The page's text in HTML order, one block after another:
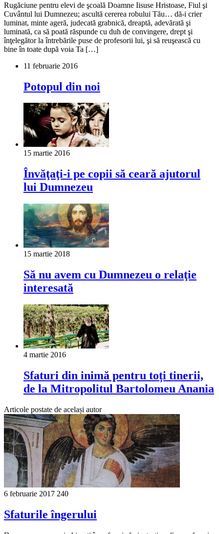
Rugăciune pentru elevi de şcoală Doamne Iisuse Hristoase, Fiul şi
Cuvântul lui Dumnezeu; ascultă cererea robului Tău… dă-i crier
luminat, minte ageră, judecată grabnică, dreaptă, adevărată şi
luminată, ca să poată răspunde cu duh de convingere, drept şi
înţelegător la întrebările puse de profesorii lui, şi să reuşească cu
bine în toate după voia Ta […]
11 februarie 2016
Potopul din noi
15 martie 2016
Învăţaţi-i pe copii să ceară ajutorul
lui Dumnezeu
15 martie 2018
Să nu avem cu Dumnezeu o relaţie
interesată
4 martie 2016
Sfaturi din inimă pentru toți tinerii,
de la Mitropolitul Bartolomeu Anania
Articole postate de același autor
6 februarie 2017 240
Sfaturile îngerului